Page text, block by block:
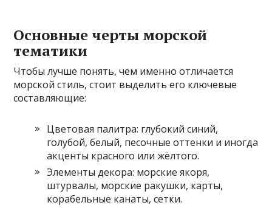
Основные черты морской
тематики
Чтобы лучше понять, чем именно отличается
морской стиль, стоит выделить его ключевые
составляющие:
Цветовая палитра: глубокий синий,
голубой, белый, песочные оттенки и иногда
акценты красного или жёлтого.
Элементы декора: морские якоря,
штурвалы, морские ракушки, карты,
корабельные канаты, сетки.